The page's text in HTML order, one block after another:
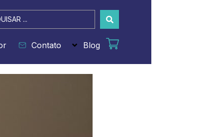
Contato Blog